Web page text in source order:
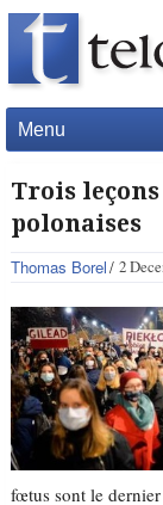
Menu
Trois
polonaises
Thomas Borel 2
fœtus sont le